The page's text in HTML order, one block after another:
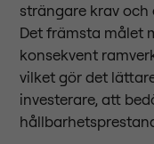
strängare krav
Det främsta målet
konsekvent
vilket gör det
investerare, att